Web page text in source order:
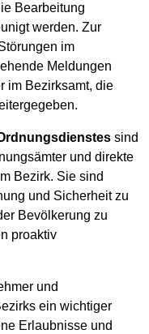
Bearbeitung
werden. Zur
im
Meldungen
im Bezirksamt, die
sind
und direkte
Bezirk. Sie sind
und Sicherheit zu
Bevölkerung zu
proaktiv
und
ein wichtiger
Erlaubnisse und